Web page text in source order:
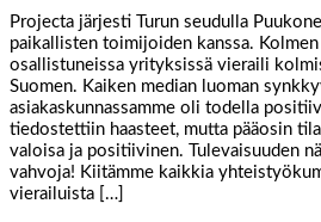
Projecta järjesti Turun seudulla
paikallisten toimijoiden kanssa. Kolmen
osallistuneissa yrityksissä vieraili
Suomen. Kaiken median luoman
asiakaskunnassamme oli todella
tiedostettiin haasteet, mutta pääosin
valoisa ja positiivinen. Tulevaisuuden
vahvoja! Kiitämme kaikkia
vierailuista […]